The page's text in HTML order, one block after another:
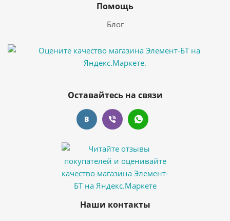
Помощь
Блог
Оставайтесь на связи
Наши контакты